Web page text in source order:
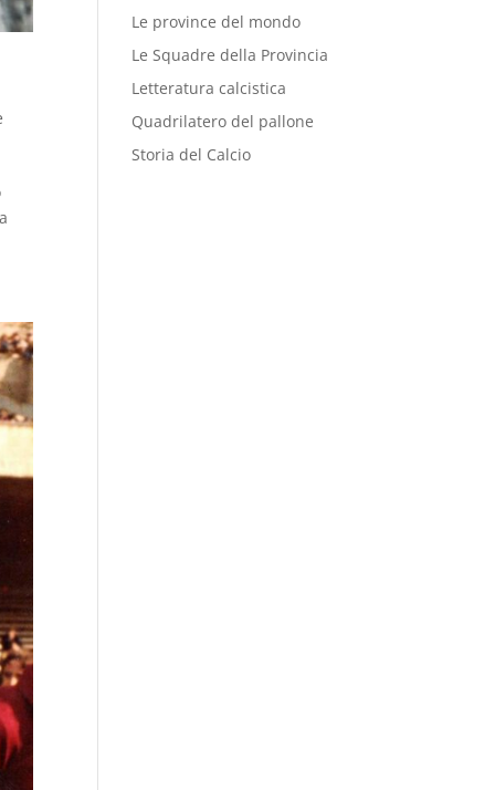
Le province del mondo
Le Squadre della Provincia
Letteratura calcistica
Quadrilatero del pallone
Storia del Calcio